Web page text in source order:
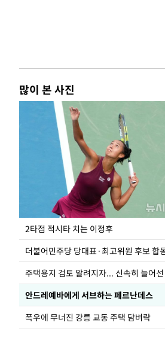
많이 본 사진
2타점 적시타 치는 이정후
안드레예바에게 서브하는 페르난데스
폭우에 무너진 강릉 교동 주택 담벼락